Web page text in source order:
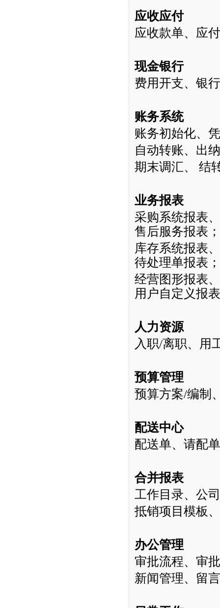
应收应付
应收款单、应
现金银行
费用开支、银
账务系统
账务初始化、
自动转账、出
期末调汇、
结
业务报表
采购系统报表
售后服务报表；
库存系统报表
待处理单报表；
经营图形报表
用户自定义报
人力资源
入职/离职、用
预算管理
预算方案/编制
配送中心
配送单、请配
合并报表
工作目录、公
抵销项目模板
办公管理
审批流程、审
新闻管理、留